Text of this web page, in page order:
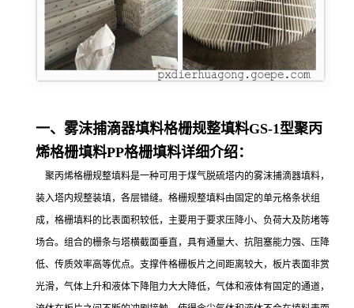
一、雾沫捕滴器填料格栅规整填料GS-1型聚丙
烯格栅填料PP格栅填料详细介绍：
聚丙烯格栅规整填料是一种可用于煤气脱硫塔内的雾沫捕滴器填料，
装入塔内规整装填，各层错缝。格栅规整填料由固定的单元格条状组
成，格栅填料的比表面积较低，主要用于要求压降小、负荷大及防堵等
场合。组合的栅条与塔横截面垂直，具有通量大、抗阻塞能力强、压降
低、传质效率高等优点。支撑件格栅板片之间距离较大，板片表面非赏
光滑，气体上升和液体下降阻力大大降低，气体和液体有固定的通道，